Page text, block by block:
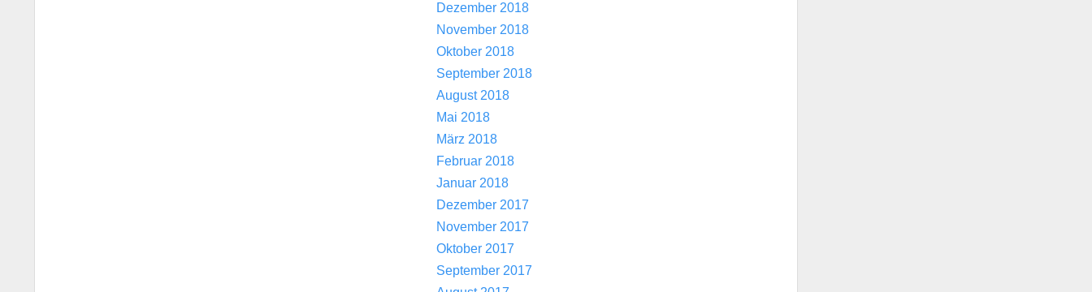
Dezember 2018
November 2018
Oktober 2018
September 2018
August 2018
Mai 2018
März 2018
Februar 2018
Januar 2018
Dezember 2017
November 2017
Oktober 2017
September 2017